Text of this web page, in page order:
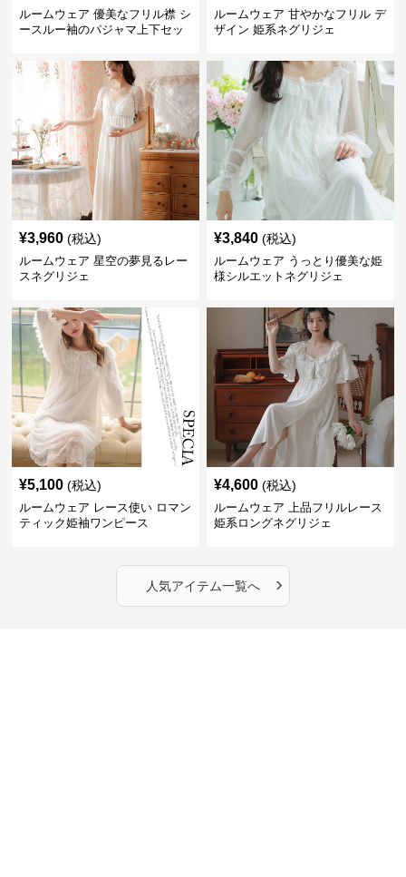
ルームウェア 優美なフリル襟 シ
ースルー袖のパジャマ上下セッ
ルームウェア 甘やかなフリル デ
ザイン 姫系ネグリジェ
¥3,960 (税込)
ルームウェア 星空の夢見るレー
スネグリジェ
¥3,840 (税込)
ルームウェア うっとり優美な姫
様シルエットネグリジェ
¥5,100 (税込)
ルームウェア レース使い ロマン
ティック姫袖ワンピース
¥4,600 (税込)
ルームウェア 上品フリルレース
姫系ロングネグリジェ
人気アイテム一覧へ ›